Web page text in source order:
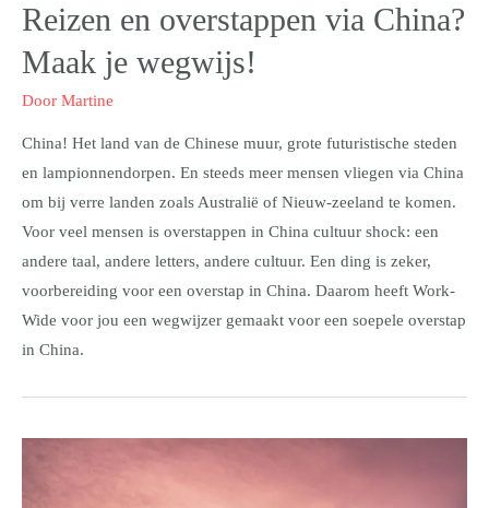
Reizen en overstappen via China?
Maak je wegwijs!
Door Martine
China! Het land van de Chinese muur, grote futuristische steden
en lampionnendorpen. En steeds meer mensen vliegen via China
om bij verre landen zoals Australië of Nieuw-zeeland te komen.
Voor veel mensen is overstappen in China cultuur shock: een
andere taal, andere letters, andere cultuur. Een ding is zeker,
voorbereiding voor een overstap in China. Daarom heeft Work-
Wide voor jou een wegwijzer gemaakt voor een soepele overstap
in China.